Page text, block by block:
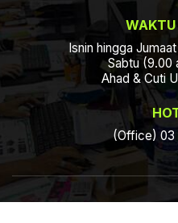
WAKTU
Isnin hingga
Sabtu (9.00
Ahad & Cuti
(Office) 03